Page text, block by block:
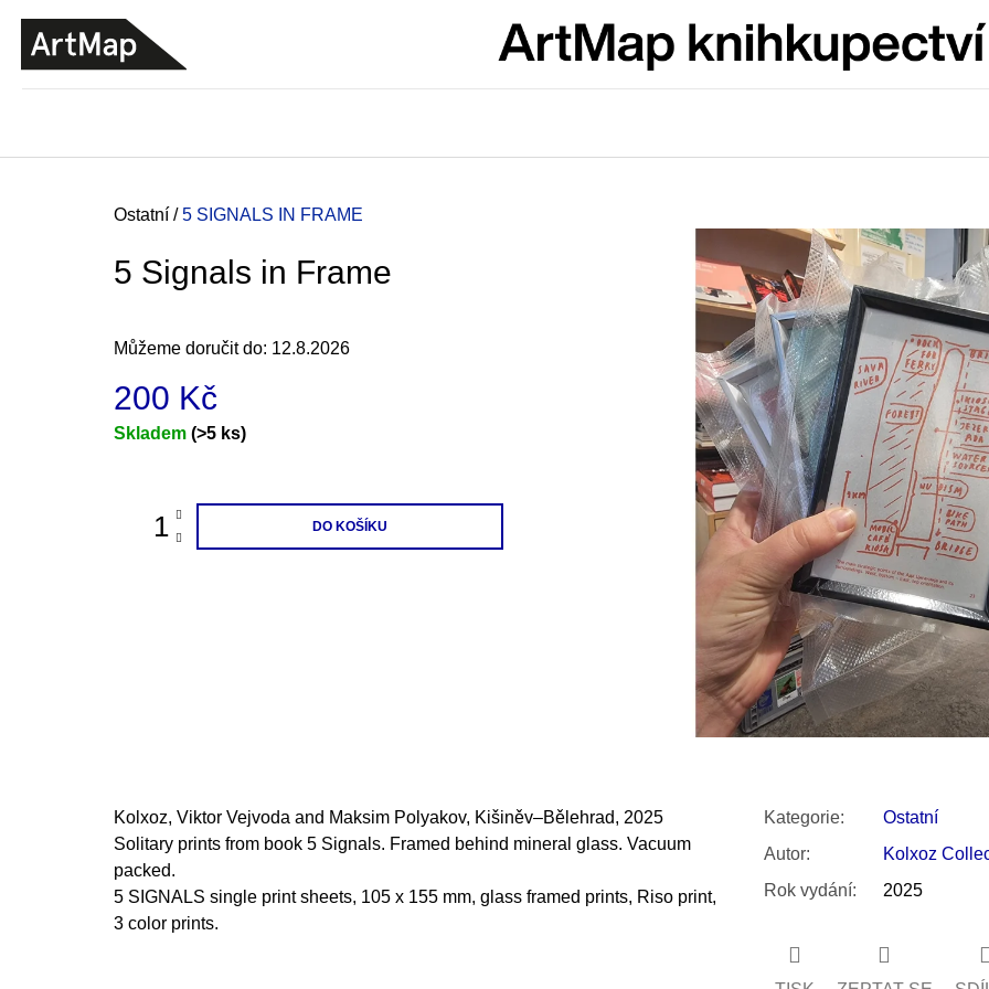
Domů
Ostatní / 5 SIGNALS IN FRAME
5 Signals in Frame
Můžeme doručit do: 12.8.2026
200 Kč
Měrná
Skladem (>5 ks)
DO KOŠÍKU
Kolxoz, Viktor Vejvoda and Maksim Polyakov, Kišiněv–Bělehrad, 2025
Solitary prints from book 5 Signals. Framed behind mineral glass. Vacuum
packed.
5 SIGNALS single print sheets, 105 x 155 mm, glass framed prints, Riso print,
3 color prints.
Kategorie:
Ostatní
Autor:
Kolxoz
Rok vydání: 2025
ZPĚT
DO
OBCHODU
ZPĚT
DO
OBCHODU
Doporučujeme
NEJEN ROMSKÉ RECEPTY PRO
SNESITELNĚJŠÍ KLIMA
Původně:
BRUTAL
165 Kč